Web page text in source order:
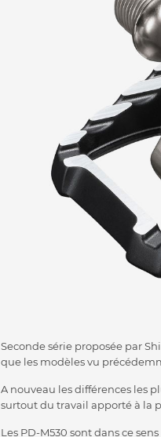
Seconde série proposée par
que les modèles vu
A nouveau les différences les
surtout du travail apporté à la
Les PD-M530 sont dans ce